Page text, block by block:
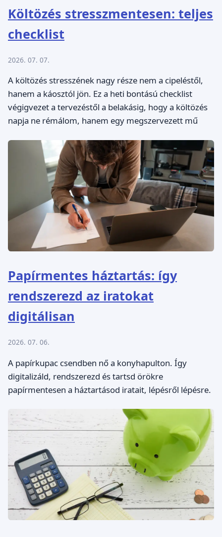
Költözés stresszmentesen: teljes
checklist
2026. 07. 07.
A költözés stresszének nagy része nem a cipeléstől,
hanem a káosztól jön. Ez a heti bontású checklist
végigvezet a tervezéstől a belakásig, hogy a költözés
napja ne rémálom, hanem egy megszervezett mű
Papírmentes háztartás: így
rendszerezd az iratokat
digitálisan
2026. 07. 06.
A papírkupac csendben nő a konyhapulton. Így
digitalizáld, rendszerezd és tartsd örökre
papírmentesen a háztartásod iratait, lépésről lépésre.